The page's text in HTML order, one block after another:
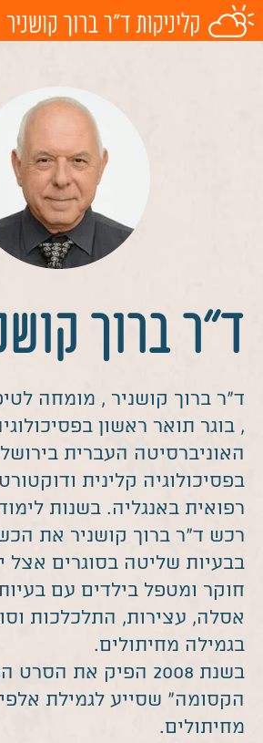
לתוכן
ד”ר ברוך
ד”ר ברוך קושניר , מומחה
, בוגר תואר ראשון
האוניברסיטה העברית
בפסיכולוגיה קלינית
רפואית באנגליה. בשנות
רכש ד”ר ברוך קושניר את
חוקר ומטפל בילדים עם
אסלה, עצירות, התלכלכות
בגמילה מחיתולים.
בשנת 2008 הפיק את
הקסומה” שסייע לגמילת
מחיתולים.